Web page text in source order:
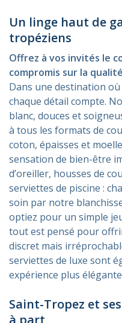
Un linge haut de
tropéziens
Offrez à vos invités le
compromis sur la
Dans une destination où
chaque détail compte.
blanc, douces et
à tous les formats de
coton, épaisses et
sensation de bien-être
d’oreiller, housses de
serviettes de piscine :
soin par notre
optiez pour un simple
tout est pensé pour
discret mais
serviettes de luxe sont
expérience plus
Saint-Tropez et
à part